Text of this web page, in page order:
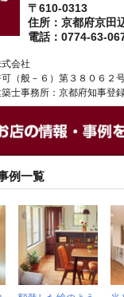
〒610-0313
住所：京都府京田
電話：0774-63-
会社
（般－６）第３８０６２
士事務所：京都府知事登
例一覧